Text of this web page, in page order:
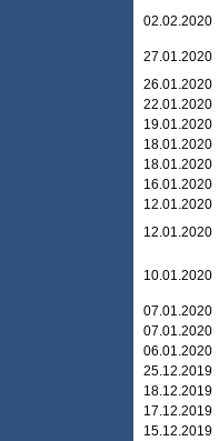
02.02.2020
27.01.2020
26.01.2020
22.01.2020
19.01.2020
18.01.2020
18.01.2020
16.01.2020
12.01.2020
12.01.2020
10.01.2020
07.01.2020
07.01.2020
06.01.2020
25.12.2019
18.12.2019
17.12.2019
15.12.2019